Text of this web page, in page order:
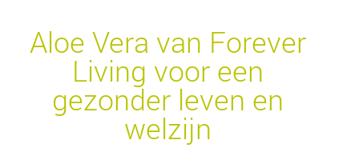
Aloe Vera van Forever
Living voor een
gezonder leven en
welzijn